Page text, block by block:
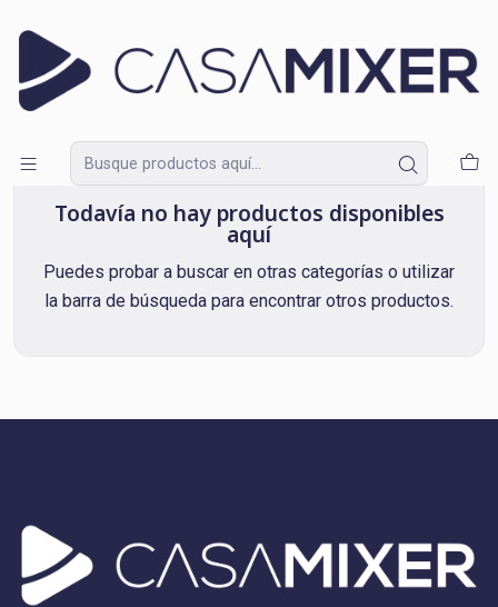
Inicio
Black Friday en Casa Mixer
Todavía no hay productos disponibles
aquí
Puedes probar a buscar en otras categorías o utilizar
la barra de búsqueda para encontrar otros productos.